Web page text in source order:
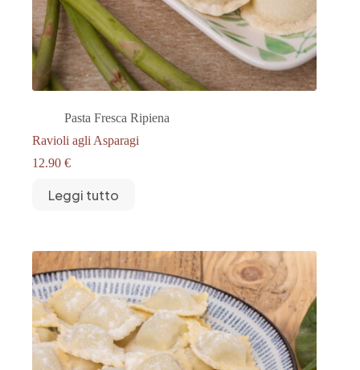
Pasta Fresca Ripiena
Ravioli agli Asparagi
12.90 €
Leggi tutto